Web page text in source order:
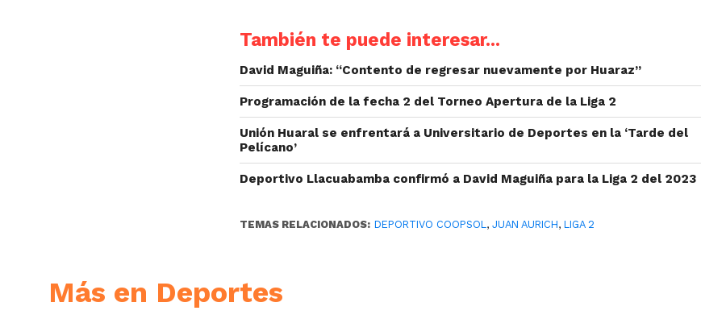
También te puede interesar...
David Maguiña: “Contento de regresar nuevamente por Huaraz”
Programación de la fecha 2 del Torneo Apertura de la Liga 2
Unión Huaral se enfrentará a Universitario de Deportes en la ‘Tarde del
Pelícano’
Deportivo Llacuabamba confirmó a David Maguiña para la Liga 2 del 2023
TEMAS RELACIONADOS: DEPORTIVO COOPSOL ,JUAN AURICH,LIGA 2
Más en Deportes